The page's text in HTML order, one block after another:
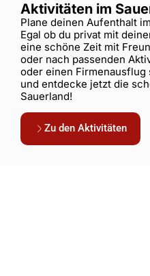
Aktivitäten im
Plane deinen Aufenthalt
Egal ob du privat mit
eine schöne Zeit mit
oder nach passenden
oder einen
und entdecke jetzt die
Sauerland!
Zu den Aktivitäten